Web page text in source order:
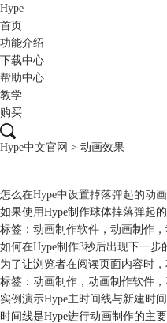
Hype
首页
功能介绍
下载中心
帮助中心
教学
购买
Hype中文官网 > 动画效果
怎么在Hype中设置掉落弹起的动
如果使用Hype制作球体掉落弹起
标签： 动画制作软件 ， 动画制作 ，
如何在Hype制作3秒后出现下一步
为了让浏览者在阅读页面内容时
标签： 动画制作 ， 动画制作软件 ，
实例演示Hype主时间线与新建时
时间线是Hype进行动画制作的主